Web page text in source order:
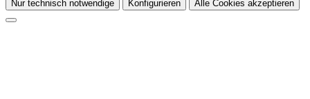
Nur technisch notwendige Konfigurieren Alle Cookies akzeptieren